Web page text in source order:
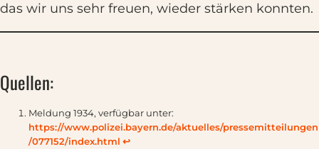
das wir uns sehr freuen, wieder stärken konnten.
Quellen:
Meldung 1934, verfügbar unter:
https://www.polizei.bayern.de/aktuelles/pressemitteilungen
/077152/index.html ↩︎